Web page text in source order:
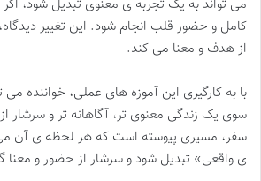
می تواند به یک تجربه ی معنوی تبدیل شود،
کامل و حضور قلب انجام شود. این تغییر
از هدف و معنا می کند.
با به کارگیری این آموزه های عملی، خواننده می
سوی یک زندگی معنوی تر، آگاهانه تر و سرشار
سفر، مسیری پیوسته است که هر لحظه ی آن
ی واقعی» تبدیل شود و سرشار از حضور و معنا